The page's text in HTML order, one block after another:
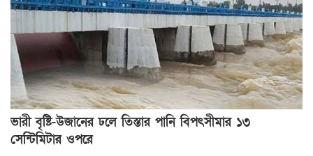
ভারী বৃষ্টি-উজানের ঢলে তিস্তার পানি বিপৎসীমার ১৩
সেন্টিমিটার ওপরে